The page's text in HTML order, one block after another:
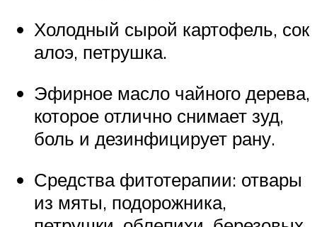
Холодный сырой картофель, сок
алоэ, петрушка.
Эфирное масло чайного дерева,
которое отлично снимает зуд,
боль и дезинфицирует рану.
Средства фитотерапии: отвары
из мяты, подорожника,